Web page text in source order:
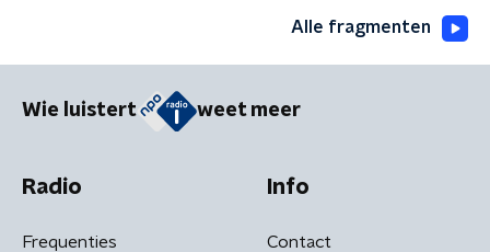
Alle fragmenten
Wie luistert weet meer
Radio
Frequenties
Info
Contact